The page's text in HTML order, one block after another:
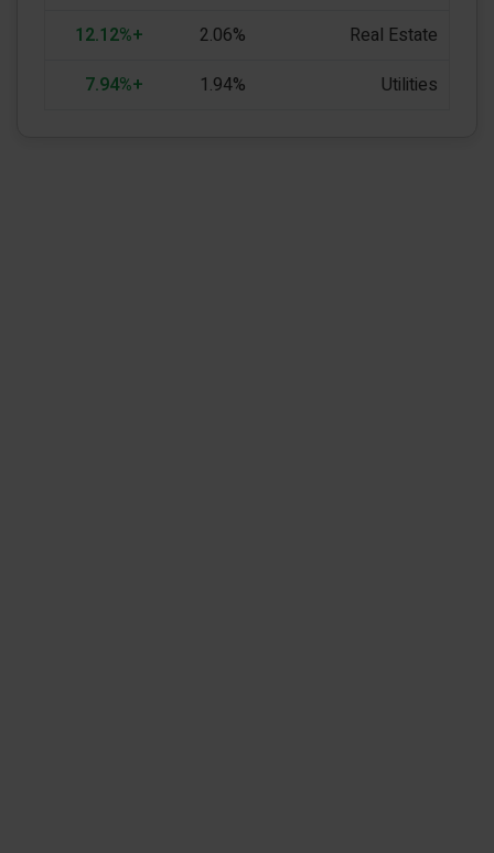
Real Estate
2.06%
+12.12%
Utilities
1.94%
+7.94%